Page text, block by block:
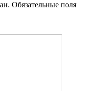
Обязательные поля